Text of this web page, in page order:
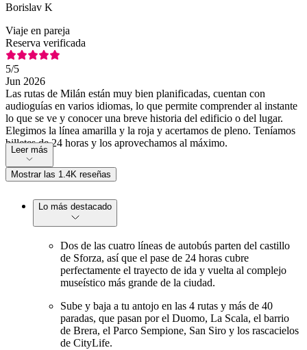
Borislav K
Viaje en pareja
Reserva verificada
5/5
Jun 2026
Las rutas de Milán están muy bien planificadas, cuentan con
audioguías en varios idiomas, lo que permite comprender al instante
lo que se ve y conocer una breve historia del edificio o del lugar.
Elegimos la línea amarilla y la roja y acertamos de pleno. Teníamos
billetes de 24 horas y los aprovechamos al máximo.
Leer más
Mostrar las 1.4K reseñas
Lo más destacado
Dos de las cuatro líneas de autobús parten del castillo
de Sforza, así que el pase de 24 horas cubre
perfectamente el trayecto de ida y vuelta al complejo
museístico más grande de la ciudad.
Sube y baja a tu antojo en las 4 rutas y más de 40
paradas, que pasan por el Duomo, La Scala, el barrio
de Brera, el Parco Sempione, San Siro y los rascacielos
de CityLife.